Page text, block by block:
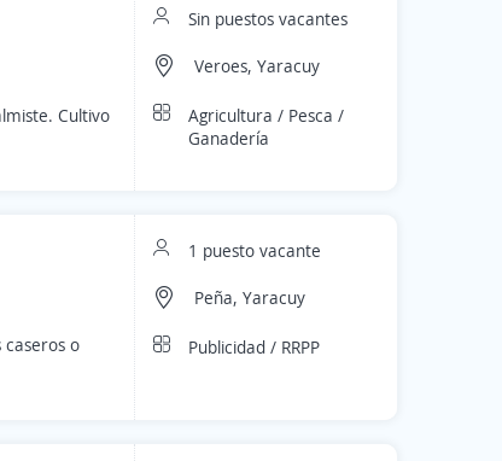
Cultivo
Sin puestos vacantes
Veroes, Yaracuy
Agricultura / Pesca /
Ganadería
o
1 puesto vacante
Peña, Yaracuy
Publicidad / RRPP